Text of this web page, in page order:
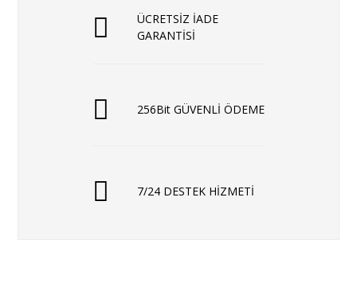
ÜCRETSİZ İADE
GARANTİSİ
256Bit GÜVENLİ ÖDEME
7/24 DESTEK HİZMETİ